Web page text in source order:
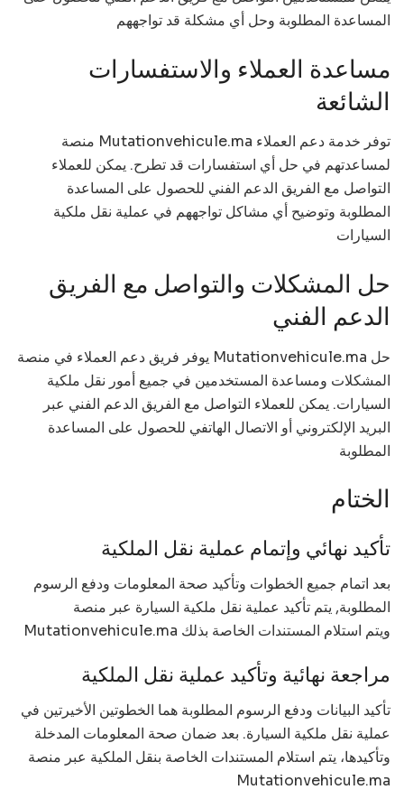
المساعدة المطلوبة وحل أي مشكلة قد تواجههم
مساعدة العملاء والاستفسارات
الشائعة
منصة Mutationvehicule.ma توفر خدمة دعم العملاء
لمساعدتهم في حل أي استفسارات قد تطرح. يمكن للعملاء
التواصل مع الفريق الدعم الفني للحصول على المساعدة
المطلوبة وتوضيح أي مشاكل تواجههم في عملية نقل ملكية
السيارات
حل المشكلات والتواصل مع الفريق
الدعم الفني
يوفر فريق دعم العملاء في منصة Mutationvehicule.ma حل
المشكلات ومساعدة المستخدمين في جميع أمور نقل ملكية
السيارات. يمكن للعملاء التواصل مع الفريق الدعم الفني عبر
البريد الإلكتروني أو الاتصال الهاتفي للحصول على المساعدة
المطلوبة
الختام
تأكيد نهائي وإتمام عملية نقل الملكية
بعد اتمام جميع الخطوات وتأكيد صحة المعلومات ودفع الرسوم
المطلوبة, يتم تأكيد عملية نقل ملكية السيارة عبر منصة
Mutationvehicule.ma ويتم استلام المستندات الخاصة بذلك
مراجعة نهائية وتأكيد عملية نقل الملكية
تأكيد البيانات ودفع الرسوم المطلوبة هما الخطوتين الأخيرتين في
عملية نقل ملكية السيارة. بعد ضمان صحة المعلومات المدخلة
وتأكيدها، يتم استلام المستندات الخاصة بنقل الملكية عبر منصة
Mutationvehicule.ma